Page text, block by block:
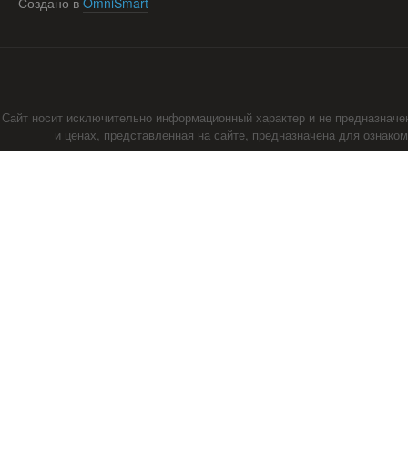
Сайт носит исключительно информационный характер и не
и ценах, представленная на сайте, предназначена для